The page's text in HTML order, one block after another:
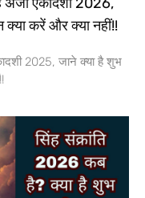
क्या करें और क्या नहीं!!
2025, जाने क्या है शुभ